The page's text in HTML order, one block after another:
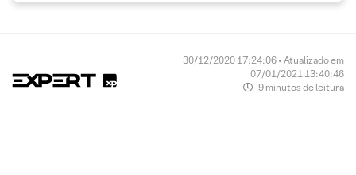
30/12/2020 17:24:06 • Atualizado em
07/01/2021 13:40:46
9 minutos de leitura